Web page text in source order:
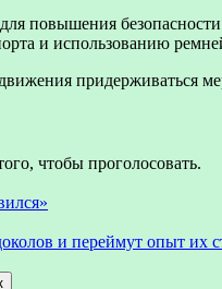
повышения
и использованию
придерживаться
чтобы проголосовать.
и переймут опыт их